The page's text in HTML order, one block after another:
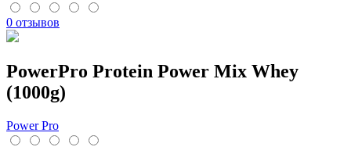
0 отзывов
PowerPro Protein Power Mix Whey
(1000g)
Power Pro